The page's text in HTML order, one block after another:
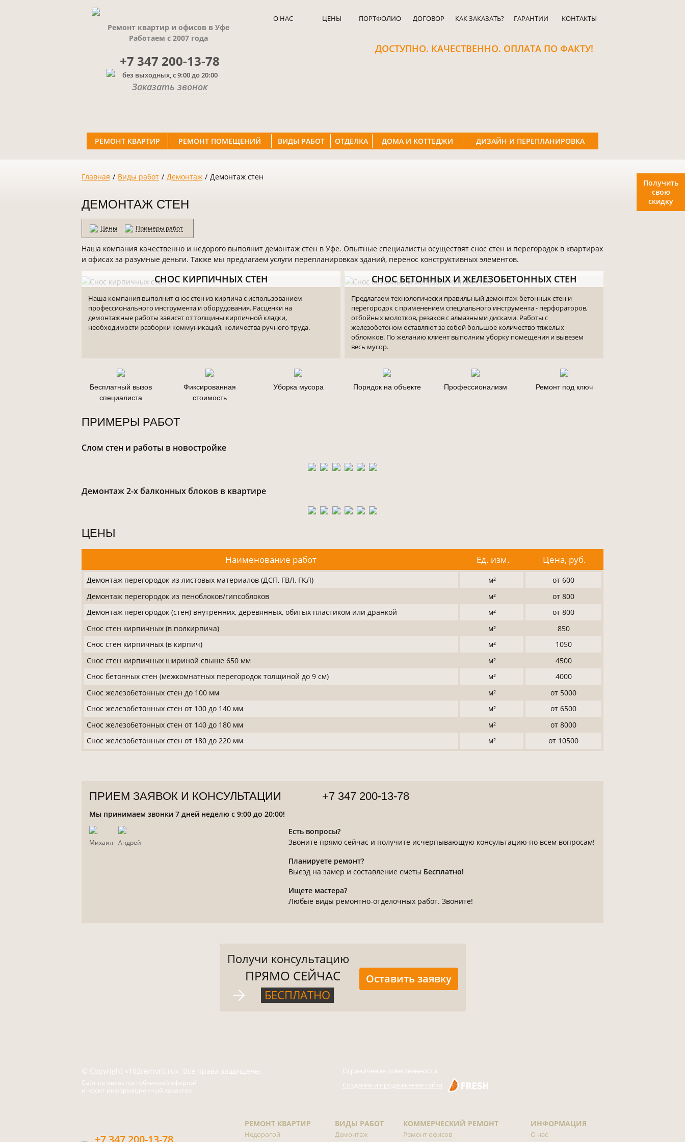
Ремонт квартир и офисов в Уфе
Работаем с 2007 года
+7 347 200-13-78
без выходных, с 9:00 до 20:00
Заказать звонок
О НАС ЦЕНЫ ПОРТФОЛИО ДОГОВОР КАК ЗАКАЗАТЬ? ГАРАНТИИ КОНТАКТЫ
ДОСТУПНО. КАЧЕСТВЕННО. ОПЛАТА ПО ФАКТУ!
РЕМОНТ КВАРТИР РЕМОНТ ПОМЕЩЕНИЙ ВИДЫ РАБОТ ОТДЕЛКА ДОМА И КОТТЕДЖИ ДИЗАЙН И ПЕРЕПЛАНИРОВКА
Главная / Виды работ / Демонтаж / Демонтаж стен
ДЕМОНТАЖ СТЕН
Цены Примеры работ
Наша компания качественно и недорого выполнит демонтаж стен в Уфе. Опытные специалисты осуществят снос стен и перегородок в квартирах
и офисах за разумные деньги. Также мы предлагаем услуги перепланировках зданий, перенос конструктивных элементов.
СНОС КИРПИЧНЫХ СТЕН
Наша компания выполнит снос стен из кирпича с использованием
профессионального инструмента и оборудования. Расценки на
демонтажные работы зависят от толщины кирпичной кладки,
необходимости разборки коммуникаций, количества ручного труда.
СНОС БЕТОННЫХ И ЖЕЛЕЗОБЕТОННЫХ СТЕН
Предлагаем технологически правильный демонтаж бетонных стен и
перегородок с применением специального инструмента - перфораторов,
отбойных молотков, резаков с алмазными дисками. Работы с
железобетоном оставляют за собой большое количество тяжелых
обломков. По желанию клиент выполним уборку помещения и вывезем
весь мусор.
Бесплатный вызов
специалиста
Фиксированная
стоимость
Уборка мусора Порядок на объекте Профессионализм Ремонт под ключ
ПРИМЕРЫ РАБОТ
Слом стен и работы в новостройке
Демонтаж 2-х балконных блоков в квартире
ЦЕНЫ
Наименование работ Ед. изм. Цена, руб.
Демонтаж перегородок из листовых материалов (ДСП, ГВЛ, ГКЛ) м²
от 600
Демонтаж перегородок из пеноблоков/гипсоблоков
м²
от 800
Демонтаж перегородок (стен) внутренних, деревянных, обитых пластиком или дранкой
м²
от 800
Снос стен кирпичных (в полкирпича)
м²
850
Снос стен кирпичных (в кирпич)
м²
1050
Снос стен кирпичных шириной свыше 650 мм
м²
4500
Снос бетонных стен (межкомнатных перегородок толщиной до 9 см)
м²
4000
Снос железобетонных стен до 100 мм
м²
от 5000
Снос железобетонных стен от 100 до 140 мм
м²
от 6500
Снос железобетонных стен от 140 до 180 мм
м²
от 8000
Снос железобетонных стен от 180 до 220 мм
м² от 10500
ПРИЕМ ЗАЯВОК И КОНСУЛЬТАЦИИ +7 347 200-13-78
Мы принимаем звонки 7 дней неделю с 9:00 до 20:00!
Михаил Андрей
Есть вопросы?
Звоните прямо сейчас и получите исчерпывающую консультацию по всем вопросам!
Планируете ремонт?
Выезд на замер и составление сметы Бесплатно!
Ищете мастера?
Любые виды ремонтно-отделочных работ. Звоните!
Получи консультацию
ПРЯМО СЕЙЧАС
БЕСПЛАТНО
Оставить заявку
© Copyright «102remont.ru». Все права защищены.
Сайт не является публичной офертой
и носит информационный характер
Ограничение отвественности
Создание и продвижение сайта
+7 347 200-13-78
РЕМОНТ КВАРТИР
Недорогой
ВИДЫ РАБОТ
Демонтаж
КОММЕРЧЕСКИЙ РЕМОНТ
Ремонт офисов
ИНФОРМАЦИЯ
О нас
Получить
свою
скидку